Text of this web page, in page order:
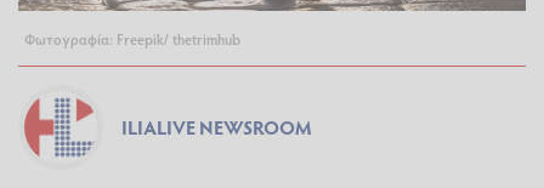
Φωτογραφία: Freepik/ thetrimhub
ILIALIVE NEWSROOM